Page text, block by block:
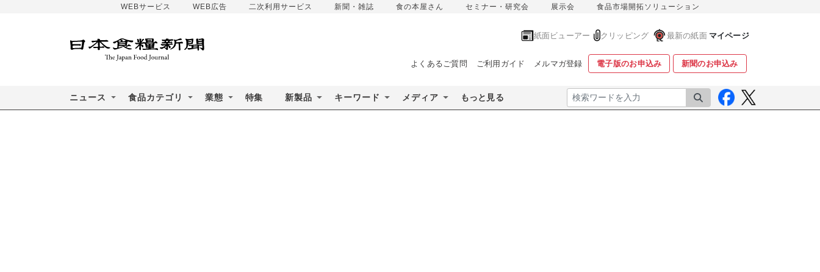
WEBサービス WEB広告 二次利用サービス 新聞・雑誌 食の本屋さん セミナー・研究会 展示会 食品市場開拓ソリューション
紙面ビューアー クリッピング 最新の紙面 マイページ
よくあるご質問 ご利用ガイド メルマガ登録 電子版のお申込み 新聞のお申込み
ニュース 食品カテゴリ 業態 特集 新製品 キーワード メディア もっと見る 検索